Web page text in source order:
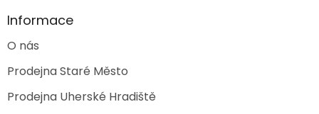
Informace
O nás
Prodejna Staré Město
Prodejna Uherské Hradiště